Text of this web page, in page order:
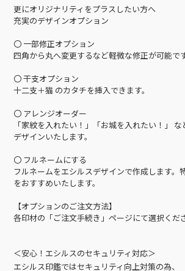
更にオリジナリティをプラスしたい方へ
充実のデザインオプション
〇 一部修正オプション
四角から丸へ変更するなど軽微な修正が可能です
〇 干支オプション
十二支＋猫 のカタチを挿入できます。
〇 アレンジオーダー
「家紋を入れたい！」「お城を入れたい！」
デザインいたします。
〇 フルネームにする
フルネームをエシルスデザインで作成します。
をおすすめいたします。
【オプションのご注文方法】
各印材の「ご注文手続き」ページにて選択くだ
＜安心！エシルスのセキュリティ対応＞
エシルス印鑑ではセキュリティ向上対策の為、